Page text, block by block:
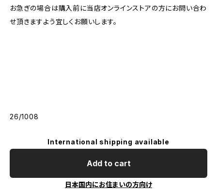
お急ぎの場合は購入前に当店オンラインストアの方にお問い合わ
せ頂きますよう宜しくお願いします。
26/1008
International shipping available
Add to cart
日本国内にお住まいの方向け